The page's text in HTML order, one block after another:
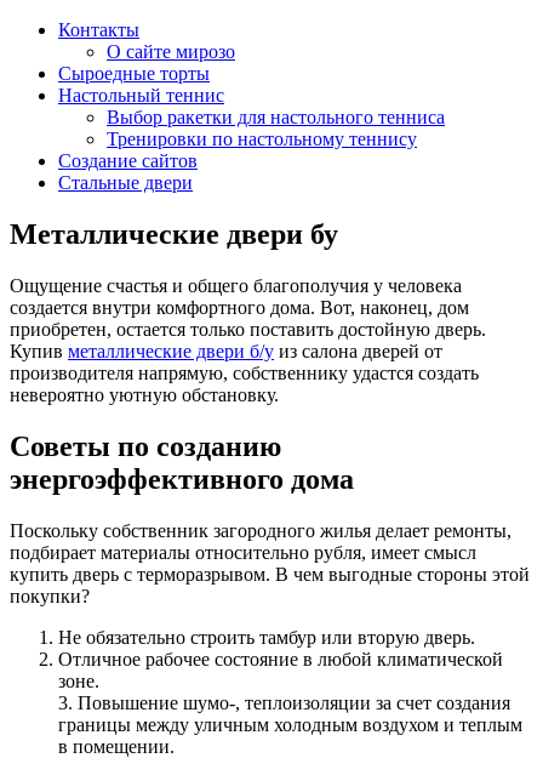
Контакты
О сайте мирозо
Сыроедные торты
Настольный теннис
Выбор ракетки для настольного тенниса
Тренировки по настольному теннису
Создание сайтов
Стальные двери
Металлические двери бу
Ощущение счастья и общего благополучия у человека
создается внутри комфортного дома. Вот, наконец, дом
приобретен, остается только поставить достойную дверь.
Купив металлические двери б/у из салона дверей от
производителя напрямую, собственнику удастся создать
невероятно уютную обстановку.
Советы по созданию
энергоэффективного дома
Поскольку собственник загородного жилья делает ремонты,
подбирает материалы относительно рубля, имеет смысл
купить дверь с терморазрывом. В чем выгодные стороны этой
покупки?
Не обязательно строить тамбур или вторую дверь.
Отличное рабочее состояние в любой климатической
зоне.
3. Повышение шумо-, теплоизоляции за счет создания
границы между уличным холодным воздухом и теплым
в помещении.